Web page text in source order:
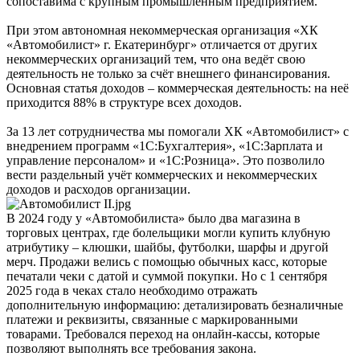
При этом автономная некоммерческая организация «ХК
«Автомобилист» г. Екатеринбург» отличается от других
некоммерческих организаций тем, что она ведёт свою
деятельность не только за счёт внешнего финансирования.
Основная статья доходов – коммерческая деятельность: на неё
приходится 88% в структуре всех доходов.
За 13 лет сотрудничества мы помогали ХК «Автомобилист» с
внедрением программ «1С:Бухгалтерия», «1С:Зарплата и
управление персоналом» и «1С:Розница». Это позволило
вести раздельный учёт коммерческих и некоммерческих
доходов и расходов организации.
В 2024 году у «Автомобилиста» было два магазина в
торговых центрах, где болельщики могли купить клубную
атрибутику – клюшки, шайбы, футболки, шарфы и другой
мерч. Продажи велись с помощью обычных касс, которые
печатали чеки с датой и суммой покупки. Но с 1 сентября
2025 года в чеках стало необходимо отражать
дополнительную информацию: детализировать безналичные
платежи и реквизиты, связанные с маркированными
товарами. Требовался переход на онлайн-кассы, которые
позволяют выполнять все требования закона.